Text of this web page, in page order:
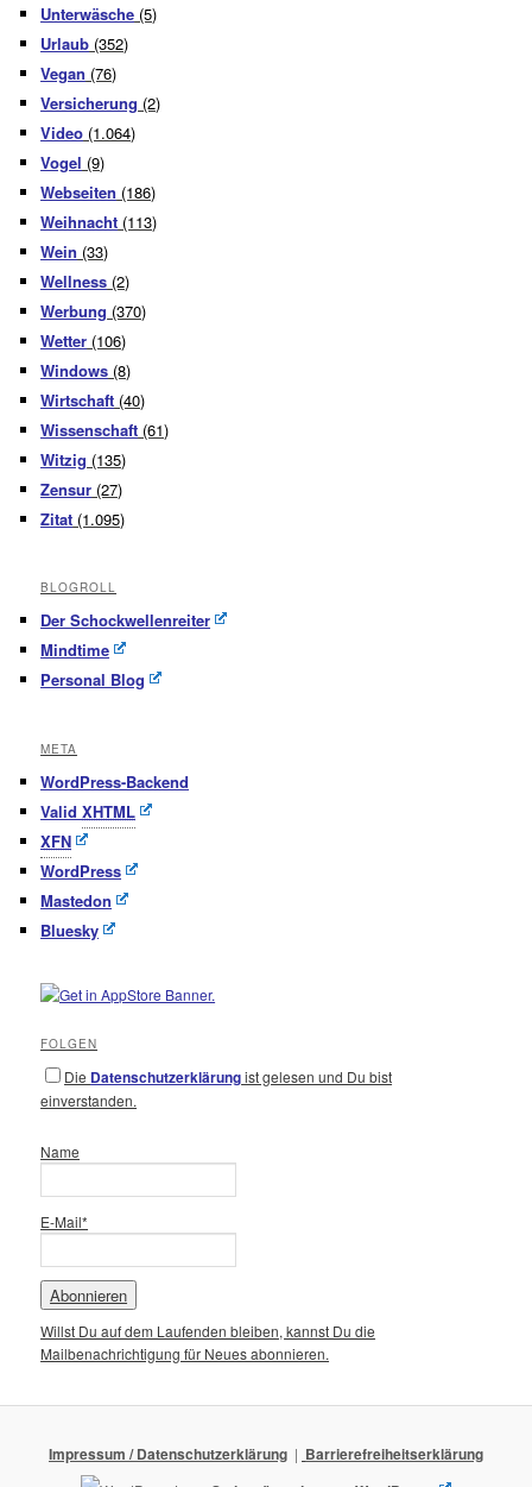
Unterwäsche (5)
Urlaub (352)
Vegan (76)
Versicherung (2)
Video (1.064)
Vogel (9)
Webseiten (186)
Weihnacht (113)
Wein (33)
Wellness (2)
Werbung (370)
Wetter (106)
Windows (8)
Wirtschaft (40)
Wissenschaft (61)
Witzig (135)
Zensur (27)
Zitat (1.095)
BLOGROLL
Der Schockwellenreiter
Mindtime
Personal Blog
META
WordPress-Backend
ValidXHTML
XFN
WordPress
Mastedon
Bluesky
FOLGEN
Die Datenschutzerklärungist gelesen und Du bist
einverstanden.
Name
E-Mail*
Willst Du auf dem Laufenden bleiben, kannst Du die
Mailbenachrichtigung für Neues abonnieren.
Impressum / Datenschutzerklärung
Barrierefreiheitserklärung